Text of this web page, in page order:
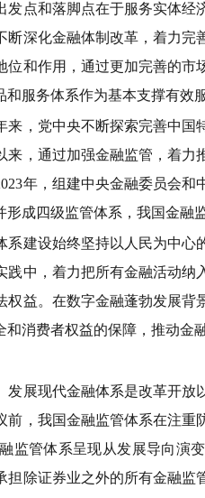
和落脚点在于服务实体经
深化金融体制改革，着力
和作用，通过更加完善的
服务体系作为基本支撑有效
，党中央不断探索完善中国
来，通过加强金融监管，着
年，组建中央金融委员会
成四级监管体系，我国金融
设始终坚持以人民为中心
中，着力把所有金融活动
益。在数字金融蓬勃发展
消费者权益的保障，推动金
现代金融体系是改革开放
，我国金融监管体系在注
监管体系呈现从发展导向演
担除证券业之外的所有金融